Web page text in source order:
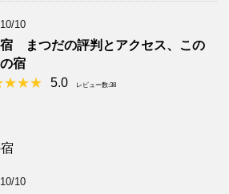
10
まつだの評判とアクセス、この
宿
5.0
レビュー数:38
10